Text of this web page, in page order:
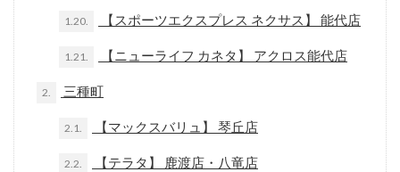
1.20. 【スポーツエクスプレス ネクサス】 能代店
1.21. 【ニューライフ カネタ】 アクロス能代店
2. 三種町
2.1. 【マックスバリュ】 琴丘店
2.2. 【テラタ】 鹿渡店・八竜店